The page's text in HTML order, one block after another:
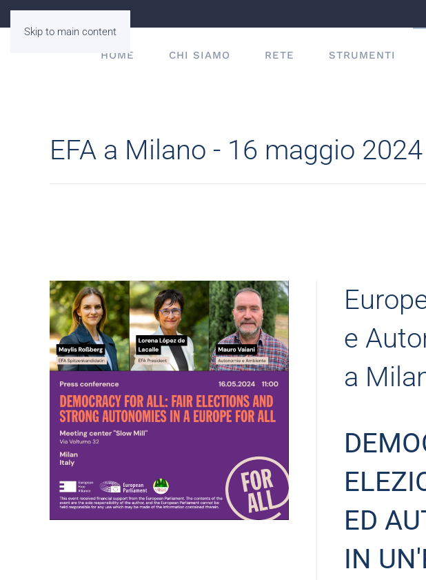
Skip to main content
HOME
CHI SIAMO RETE STRUMENTI
EFA a Milano - 16 maggio
e
a
ED
IN